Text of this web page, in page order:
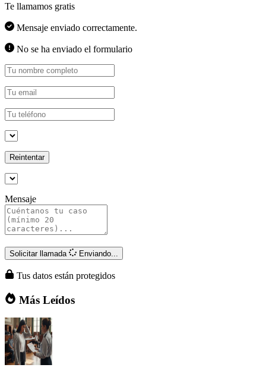
Te llamamos gratis
Mensaje enviado correctamente.
No se ha enviado el formulario
Reintentar
Mensaje
Solicitar llamada Enviando...
Tus datos están protegidos
Más Leídos